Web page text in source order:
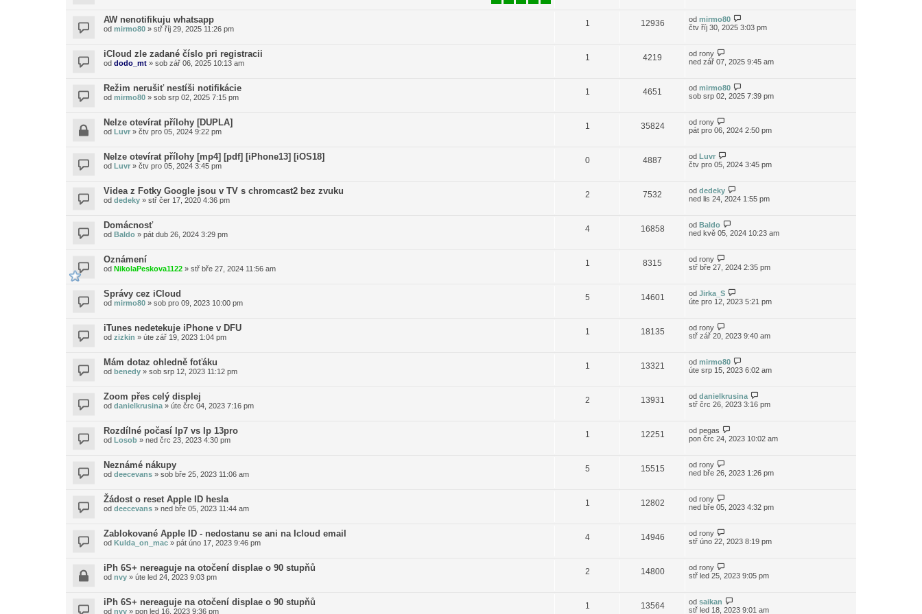
AW nenotifikuju whatsapp
od mirmo80 » stř říj 29, 2025 11:26 pm
1 12936 od mirmo80
čtv říj 30, 2025 3:03 pm
iCloud zle zadané číslo pri registracii
od dodo_mt » sob zář 06, 2025 10:13 am
1 4219 od rony
ned zář 07, 2025 9:45 am
Režim nerušiť nestíši notifikácie
od mirmo80 » sob srp 02, 2025 7:15 pm
1 4651 od mirmo80
sob srp 02, 2025 7:39 pm
Nelze otevírat přílohy [DUPLA]
od Luvr » čtv pro 05, 2024 9:22 pm
1 35824 od rony
pát pro 06, 2024 2:50 pm
Nelze otevírat přílohy [mp4] [pdf] [iPhone13] [iOS18]
od Luvr » čtv pro 05, 2024 3:45 pm
0 4887 od Luvr
čtv pro 05, 2024 3:45 pm
Videa z Fotky Google jsou v TV s chromcast2 bez zvuku
od dedeky » stř čer 17, 2020 4:36 pm
2 7532 od dedeky
ned lis 24, 2024 1:55 pm
Domácnosť
od Baldo » pát dub 26, 2024 3:29 pm
4 16858 od Baldo
ned kvě 05, 2024 10:23 am
Oznámení
od NikolaPeskova1122 » stř bře 27, 2024 11:56 am
1 8315 od rony
stř bře 27, 2024 2:35 pm
Správy cez iCloud
od mirmo80 » sob pro 09, 2023 10:00 pm
5 14601 od Jirka_S
úte pro 12, 2023 5:21 pm
iTunes nedetekuje iPhone v DFU
od zizkin » úte zář 19, 2023 1:04 pm
1 18135 od rony
stř zář 20, 2023 9:40 am
Mám dotaz ohledně foťáku
od benedy » sob srp 12, 2023 11:12 pm
1 13321 od mirmo80
úte srp 15, 2023 6:02 am
Zoom přes celý displej
od danielkrusina » úte črc 04, 2023 7:16 pm
2 13931 od danielkrusina
stř črc 26, 2023 3:16 pm
Rozdílné počasí Ip7 vs Ip 13pro
od Losob » ned črc 23, 2023 4:30 pm
1 12251 od pegas
pon črc 24, 2023 10:02 am
Neznámé nákupy
od deecevans » sob bře 25, 2023 11:06 am
5 15515 od rony
ned bře 26, 2023 1:26 pm
Žádost o reset Apple ID hesla
od deecevans » ned bře 05, 2023 11:44 am
1 12802 od rony
ned bře 05, 2023 4:32 pm
Zablokované Apple ID - nedostanu se ani na Icloud email
od Kulda_on_mac » pát úno 17, 2023 9:46 pm
4 14946 od rony
stř úno 22, 2023 8:19 pm
iPh 6S+ nereaguje na otočení displae o 90 stupňů
od nvy » úte led 24, 2023 9:03 pm
2 14800 od rony
stř led 25, 2023 9:05 pm
iPh 6S+ nereaguje na otočení displae o 90 stupňů
od nvy » pon led 16, 2023 9:36 pm
1 13564 od saikan
stř led 18, 2023 9:01 am